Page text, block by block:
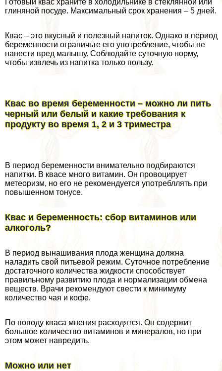
Готовый квас храните в холодильнике в стеклянной или
глиняной посуде. Максимальный срок хранения – 5 дней.
Квас – это вкусный и полезный напиток. Однако в период
беременности ограничьте его употрeбление, чтобы не
нанести вред малышу. Соблюдайте суточную норму,
чтобы извлечь из напитка только пользу.
Квас во время беременности – можно ли пить
черный или белый и какие требования к
продукту во время 1, 2 и 3 триместра
В период беременности внимательно подбираются
напитки. В квасе много витамин. Он провоцирует
метеоризм, но его не рекомендуется употрeбллять при
повышенном тонусе.
Квас и беременность: сбор витаминов или
алкоголь?
В период вынашивания плода женщина должна
наладить свой питьевой режим. Суточное потрeбление
достаточного количества жидкости способствует
правильному развитию плода и нормализации обмена
веществ. Врачи рекомендуют свести к минимуму
количество чая и кофе.
По поводу кваса мнения расходятся. Он содержит
большое количество витаминов и минералов, но при
этом может навредить.
Можно или нет